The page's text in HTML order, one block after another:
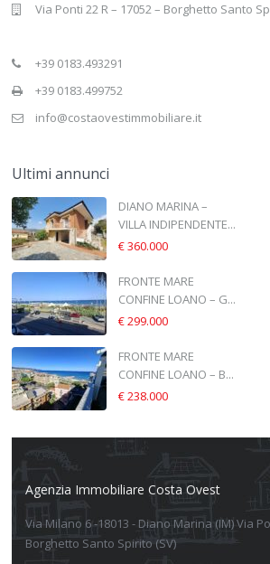
Via Ponti 22 R – 17052 – Borghetto Santo
+39 0183.493291
+39 0183.499752
info@costaovestimmobiliare.it
Ultimi annunci
DIANO MARINA –
VILLA INDIPENDENTE...
€ 360.000
FRONTE MARE
CONFINE LOANO – G...
€ 299.000
FRONTE MARE
CONFINE LOANO – B...
€ 238.000
Agenzia Immobiliare Costa Ovest
Via Milano 6 -18013 - Diano Marina (IM) Via
Borghetto Santo Spirito (SV)